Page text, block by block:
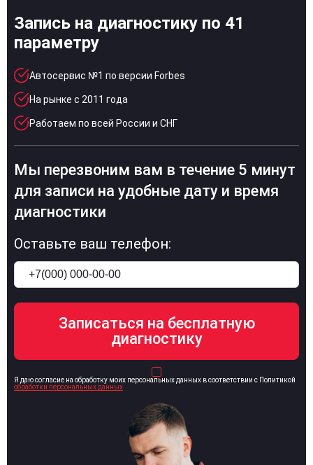
Запись на диагностику по 41
параметру
Автосервис №1 по версии Forbes
На рынке с 2011 года
Работаем по всей России и СНГ
Мы перезвоним вам в течение 5 минут
для записи на удобные дату и время
диагностики
Оставьте ваш телефон:
Я даю согласие на обработку моих персональных данных в соответствии с Политикой
обработки персональных данных